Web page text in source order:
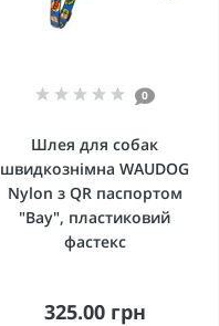
0
Шлея для собак
швидкознімна WAUDOG
Nylon з QR паспортом
"Вау", пластиковий
фастекс
325.00 грн